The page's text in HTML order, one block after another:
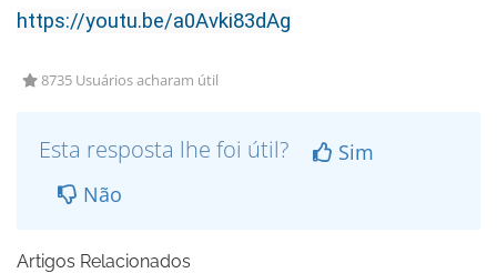
https://youtu.be/a0Avki83dAg
8735 Usuários acharam útil
Esta resposta lhe foi útil?
Sim
Não
Artigos Relacionados